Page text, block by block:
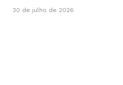
30 de julho de 2026